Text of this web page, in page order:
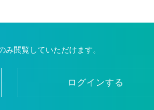
み閲覧していただけます。
ログインする